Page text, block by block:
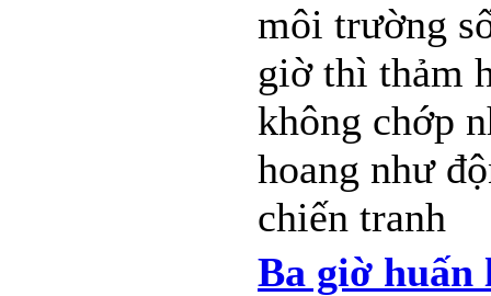
môi trường
giờ thì thảm
không chớp
hoang như
chiến tranh
Ba giờ huấn